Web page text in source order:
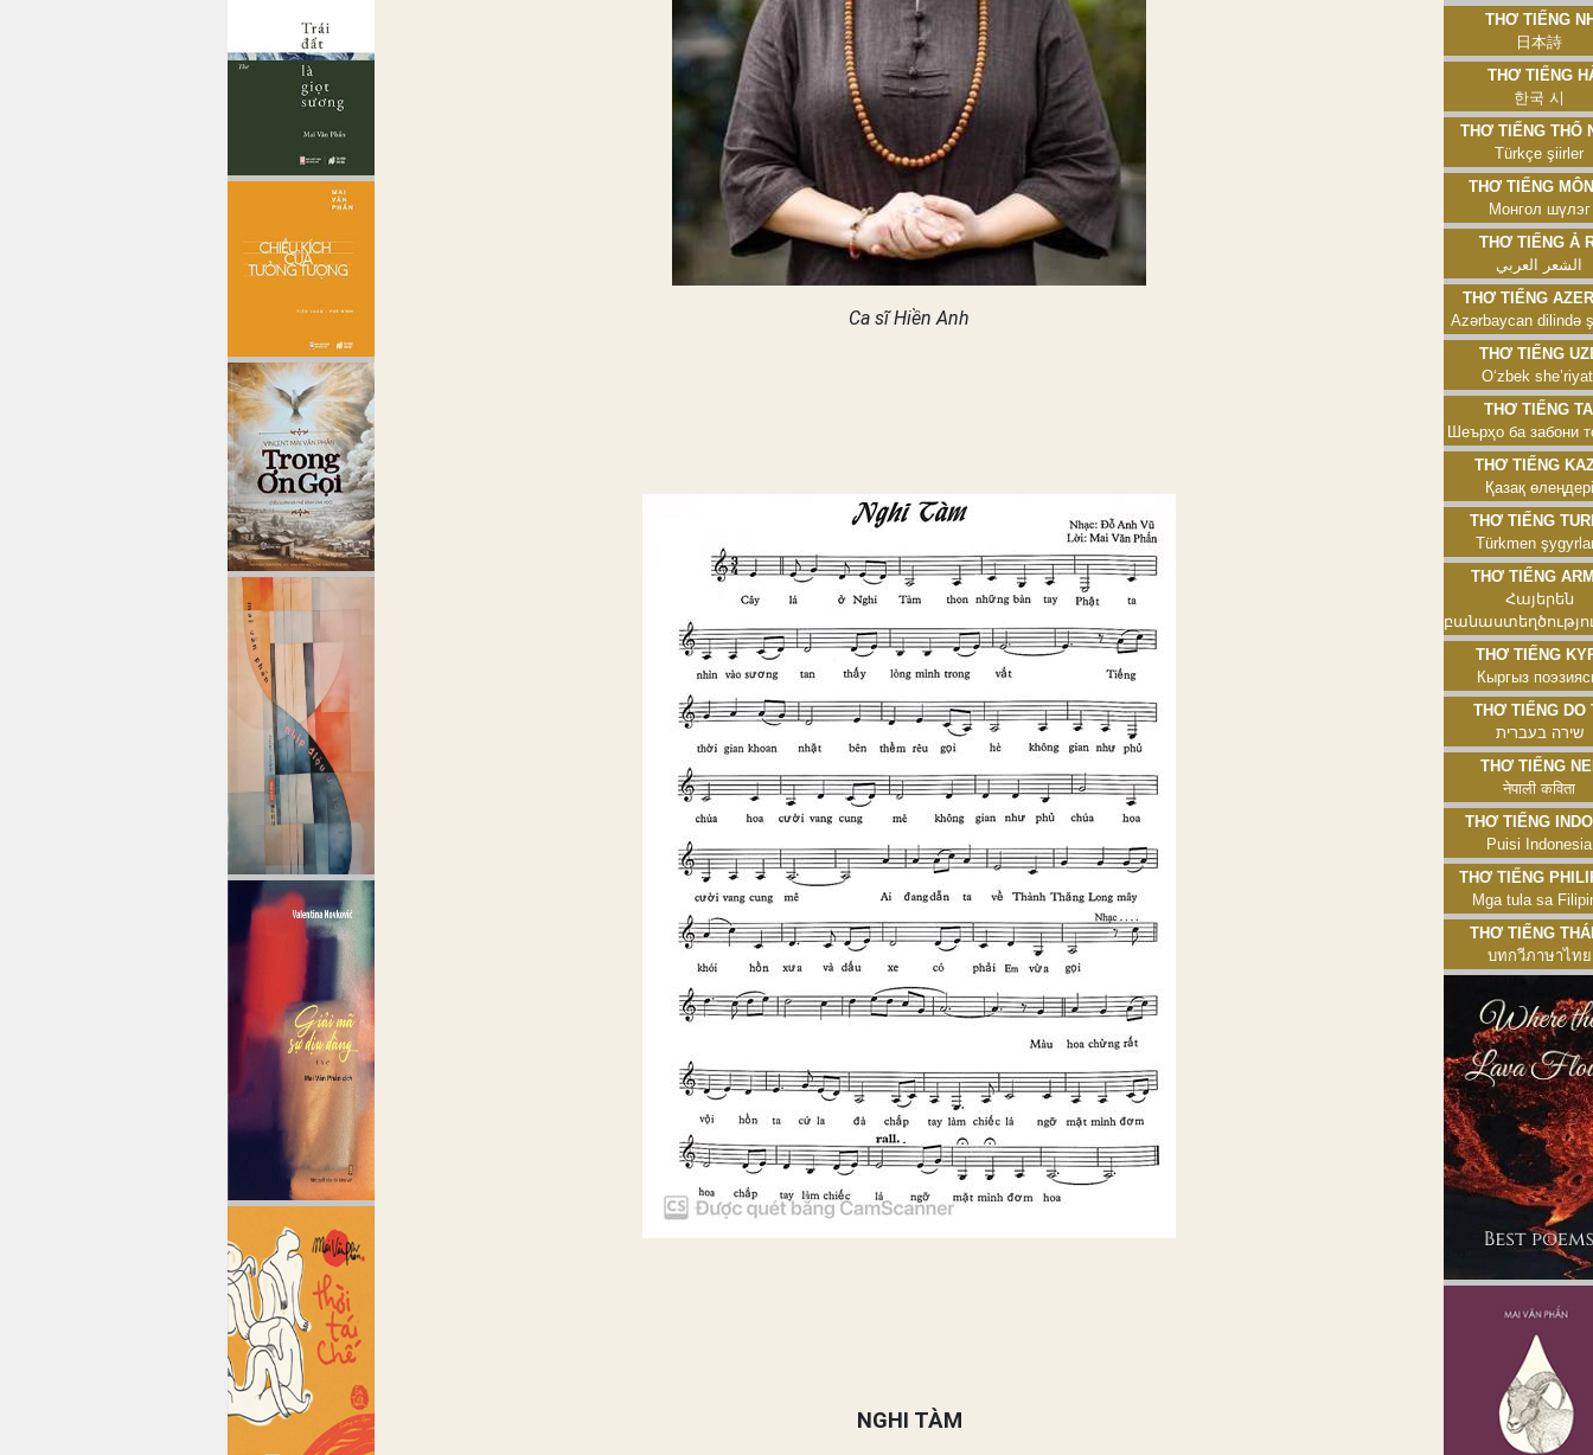
Ca sĩ Hiền Anh
NGHI TÀM
Thơ tiếng Nhật
日本詩
Thơ tiếng Hàn
한국 시
Thơ tiếng Thổ
Türkçe şiirler
Thơ tiếng Mông
Монгол шүлэг
Thơ tiếng Ả
الشعر العربي
Thơ tiếng
Azərbaycan dilində
Thơ tiếng
Oʻzbek
Thơ tiếng Tajik
Шеърҳо ба забони
Thơ tiếng
Қазақ өлеңдері
Thơ tiếng
Türkmen
Thơ tiếng
Հայերեն
Thơ tiếng
Кыргыз
Thơ tiếng Do
שירה בעברית
Thơ tiếng
नेपाली कविता
Thơ tiếng
Puisi Indonesia
Thơ tiếng
Mga tula sa
Thơ tiếng Thái
บทกวีภาษาไทย